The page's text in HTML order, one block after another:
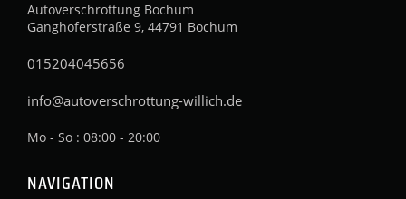
Autoverschrottung Bochum
Ganghoferstraße 9, 44791 Bochum
015204045656
info@autoverschrottung-willich.de
Mo - So : 08:00 - 20:00
NAVIGATION